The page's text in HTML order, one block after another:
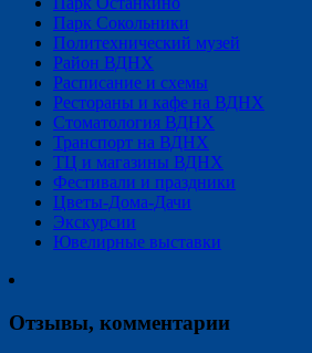
Парк Сокольники
Политехнический музей
Район ВДНХ
Расписание и схемы
Рестораны и кафе на ВДНХ
Стоматология ВДНХ
Транспорт на ВДНХ
ТЦ и магазины ВДНХ
Фестивали и праздники
Цветы-Дома-Дачи
Экскурсии
Ювелирные выставки
Отзывы, комментарии